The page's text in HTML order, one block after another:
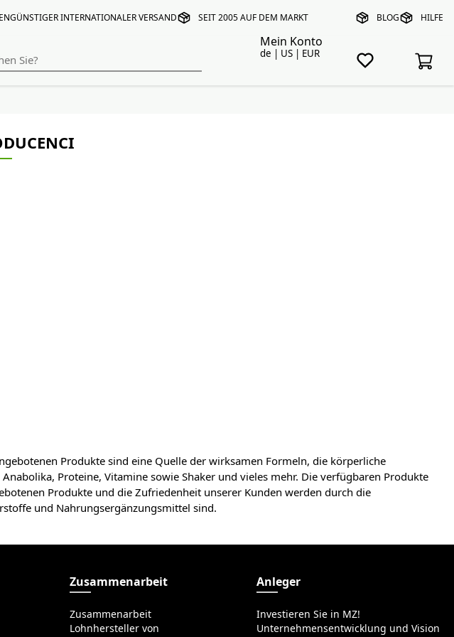
INTERNATIONALER VERSAND SEIT 2005 AUF DEM MARKT BLOG HILFE
Mein Konto
de | US | EUR
Produkte sind eine Quelle der wirksamen Formeln, die körperliche
Proteine, Vitamine sowie Shaker und vieles mehr. Die verfügbaren Produkte
Produkte und die Zufriedenheit unserer Kunden werden durch die
und Nahrungsergänzungsmittel sind.
Zusammenarbeit
Zusammenarbeit
Lohnhersteller von
Anleger
Investieren Sie in MZ!
Unternehmensentwicklung und Vision